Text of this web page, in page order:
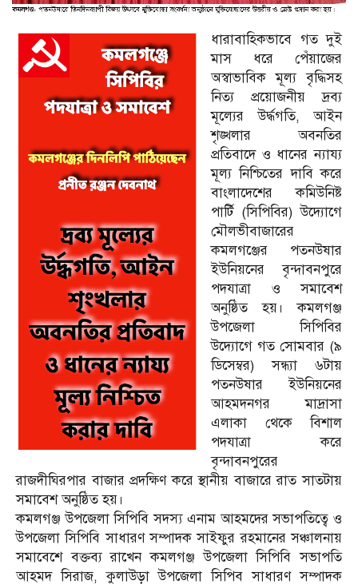
ধারাবাহিকভাবে গত দুই
মাস ধরে পেঁয়াজের
অস্বাভাবিক মূল্য বৃদ্ধিসহ
নিত্য প্রয়োজনীয় দ্রব্য
মূল্যের উর্দ্ধগতি, আইন
শৃঙ্খলার অবনতির
প্রতিবাদে ও ধানের ন্যায্য
মূল্য নিশ্চিতের দাবি করে
বাংলাদেশের কমিউনিষ্ট
পার্টি (সিপিবির) উদ্যোগে
মৌলভীবাজারের
কমলগঞ্জের পতনউষার
ইউনিয়নের বৃন্দাবনপুরে
পদযাত্রা ও সমাবেশ
অনুষ্ঠিত হয়। কমলগঞ্জ
উপজেলা সিপিবির
উদ্যোগে গত সোমবার (৯
ডিসেম্বর) সন্ধ্যা ৬টায়
পতনউষার ইউনিয়নের
আহমদনগর মাদ্রাসা
এলাকা থেকে বিশাল
পদযাত্রা করে
বৃন্দাবনপুরের
রাজদীঘিরপার বাজার প্রদক্ষিণ করে স্থানীয় বাজারে রাত সাতটায়
সমাবেশ অনুষ্ঠিত হয়।
কমলগঞ্জ উপজেলা সিপিবি সদস্য এনাম আহমদের সভাপতিত্বে ও
উপজেলা সিপিবি সাধারণ সম্পাদক সাইফুর রহমানের সঞ্চালনায়
সমাবেশে বক্তব্য রাখেন কমলগঞ্জ উপজেলা সিপিবি সভাপতি
আহমদ সিরাজ, কুলাউড়া উপজেলা সিপিব সাধারণ সম্পাদক